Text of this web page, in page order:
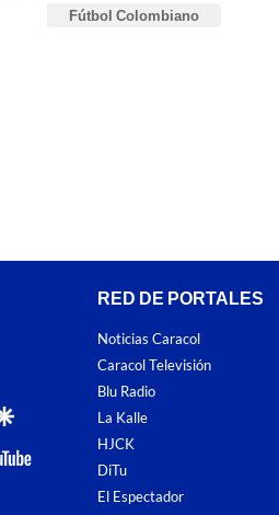
Fútbol Colombiano
google
youtube-
RED DE PORTALES
Noticias Caracol
Caracol Televisión
Blu Radio
La Kalle
HJCK
DiTu
El Espectador